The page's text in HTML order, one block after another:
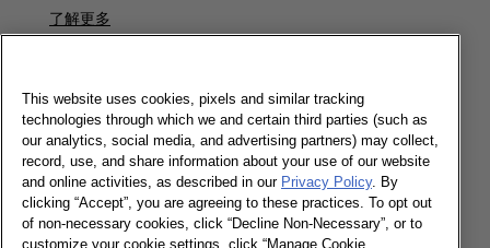
了解更多
誰是保健食品新寵兒？讓人年撒兩萬不手
軟！
16/11/2018
台灣保健食品市場已連續三年均有6%的銷額成長，消費力
最高的頂端買者每年平均花費更是上看兩萬元。究竟在強
This website uses cookies, pixels and similar tracking
technologies through which we and certain third parties (such as
our analytics, social media, and advertising partners) may collect,
record, use, and share information about your use of our website
and online activities, as described in our Privacy Policy. By
clicking “Accept”, you are agreeing to these practices. To opt out
of non-necessary cookies, click “Decline Non-Necessary”, or to
customize your cookie settings, click “Manage Cookie